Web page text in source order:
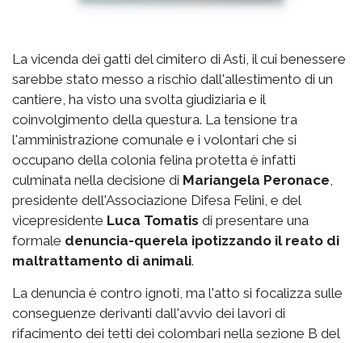
La vicenda dei gatti del cimitero di Asti, il cui benessere
sarebbe stato messo a rischio dall'allestimento di un
cantiere, ha visto una svolta giudiziaria e il
coinvolgimento della questura. La tensione tra
l'amministrazione comunale e i volontari che si
occupano della colonia felina protetta è infatti
culminata nella decisione di Mariangela Peronace,
presidente dell'Associazione Difesa Felini, e del
vicepresidente Luca Tomatis di presentare una
formale denuncia-querela ipotizzando il reato di
maltrattamento di animali.
La denuncia è contro ignoti, ma l'atto si focalizza sulle
conseguenze derivanti dall'avvio dei lavori di
rifacimento dei tetti dei colombari nella sezione B del